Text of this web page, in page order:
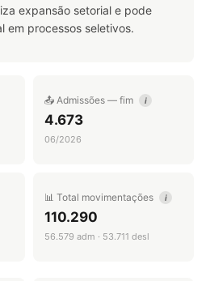
expansão setorial e pode
em processos seletivos.
📤 Admissões — fim i
4.673
06/2026
📊 Total movimentações i
110.290
56.579 adm · 53.711 desl